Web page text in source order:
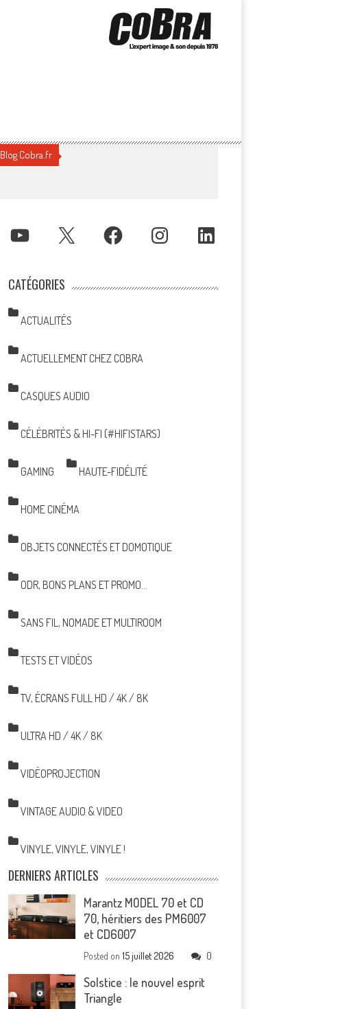
Blog Cobra.fr
YOUTUBE X FACEBOOK INSTAGRAM LINKEDIN
CATÉGORIES
ACTUALITÉS
ACTUELLEMENT CHEZ COBRA
CASQUES AUDIO
CÉLÉBRITÉS & HI-FI (#HIFISTARS)
GAMING HAUTE-FIDÉLITÉ
HOME CINÉMA
OBJETS CONNECTÉS ET DOMOTIQUE
ODR, BONS PLANS ET PROMO…
SANS FIL, NOMADE ET MULTIROOM
TESTS ET VIDÉOS
TV, ÉCRANS FULL HD / 4K / 8K
ULTRA HD / 4K / 8K
VIDÉOPROJECTION
VINTAGE AUDIO & VIDEO
VINYLE, VINYLE, VINYLE !
DERNIERS ARTICLES
Marantz MODEL 70 et CD
70, héritiers des PM6007
et CD6007
Posted on15 juillet 2026 0
Solstice : le nouvel esprit
Triangle